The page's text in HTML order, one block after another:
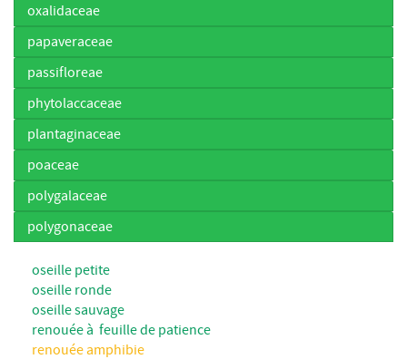
oxalidaceae
papaveraceae
passifloreae
phytolaccaceae
plantaginaceae
poaceae
polygalaceae
polygonaceae
oseille petite
oseille ronde
oseille sauvage
renouée à feuille de patience
renouée amphibie